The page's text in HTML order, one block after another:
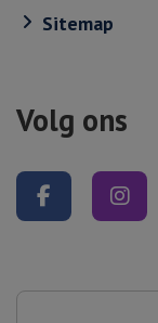
Sitemap
Volg ons
Volg ons